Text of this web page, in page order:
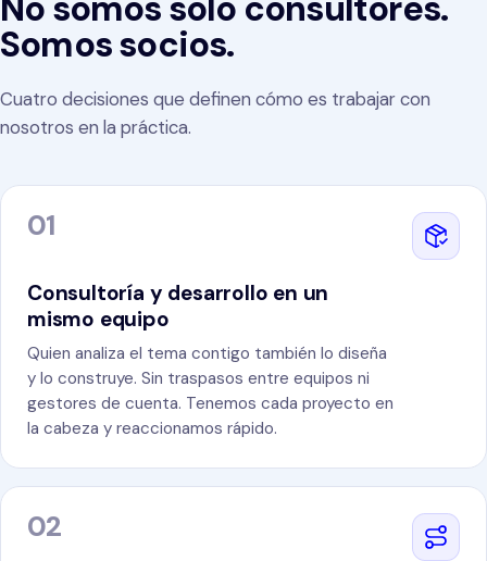
Somos socios.
Cuatro decisiones que definen cómo es trabajar con
nosotros en la práctica.
01
Consultoría y desarrollo en un
mismo equipo
Quien analiza el tema contigo también lo diseña
y lo construye. Sin traspasos entre equipos ni
gestores de cuenta. Tenemos cada proyecto en
la cabeza y reaccionamos rápido.
02